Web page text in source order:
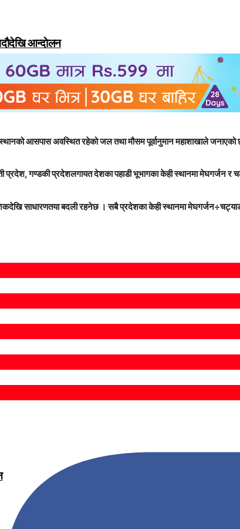
आन्दाेलन
आसपास अवस्थित रहेको जल तथा मौसम पूर्वानुमान महाशाखाले जनाएको
गण्डकी प्रदेशलगायत देशका पहाडी भूभागका केही स्थानमा मेघगर्जन र
साधारणतया बदली रहनेछ । सबै प्रदेशका केही स्थानमा